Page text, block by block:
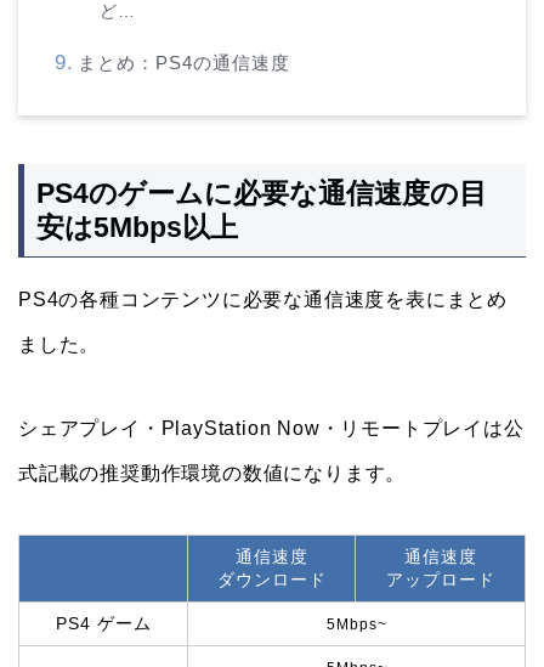
ど…
まとめ：PS4の通信速度
PS4のゲームに必要な通信速度の目
安は5Mbps以上
PS4の各種コンテンツに必要な通信速度を表にまとめ
ました。
シェアプレイ・PlayStation Now・リモートプレイは公
式記載の推奨動作環境の数値になります。
通信速度
ダウンロード
通信速度
アップロード
PS4 ゲーム 5Mbps~